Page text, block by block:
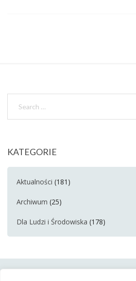
KATEGORIE
Aktualności (181)
Archiwum (25)
Dla Ludzi i Środowiska (178)